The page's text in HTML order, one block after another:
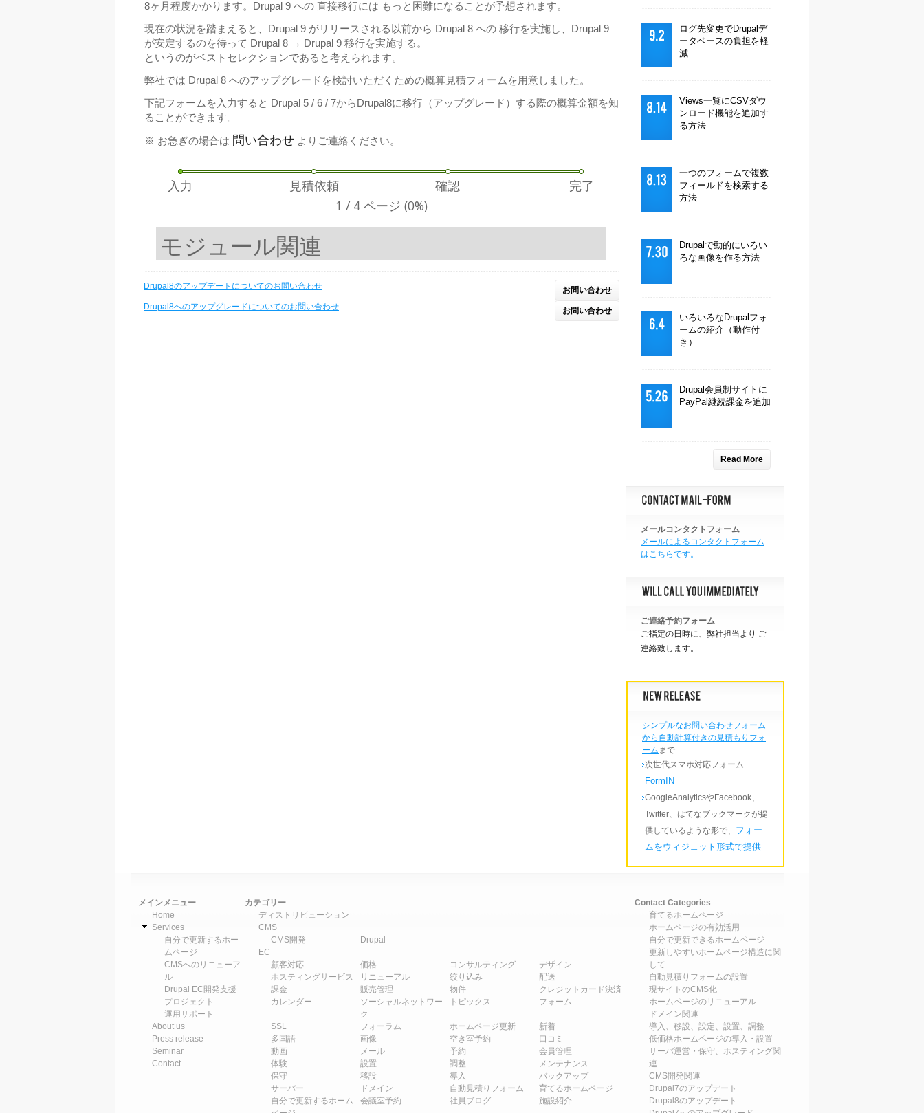
ログ先変更でDrupalデ
ータベースの負担を軽
減
Views一覧にCSVダウ
ンロード機能を追加す
る方法
一つのフォームで複数
フィールドを検索する
方法
Drupalで動的にいろい
ろな画像を作る方法
いろいろなDrupalフォ
ームの紹介（動作付
き）
Drupal会員制サイトに
PayPal継続課金を追加
Read More
メールコンタクトフォーム
メールによるコンタクトフォーム
はこちらです。
ご連絡予約フォーム
ご指定の日時に、弊社担当より ご
連絡致します。
シンプルなお問い合わせフォーム
から自動計算付きの見積もりフォ
ーム まで
次世代スマホ対応フォーム
FormIN
GoogleAnalyticsやFacebook、
Twitter、はてなブックマークが提
供しているような形で、 フォー
ムをウィジェット形式で提供
8ヶ月程度かかります。Drupal 9 への 直接移行には もっと困難になることが予想されます。
現在の状況を踏まえると、Drupal 9 がリリースされる以前から Drupal 8 への 移行を実施し、Drupal 9
が安定するのを待って Drupal 8 → Drupal 9 移行を実施する。
というのがベストセレクションであると考えられます。
弊社では Drupal 8 へのアップグレードを検討いただくための概算見積フォームを用意しました。
下記フォームを入力すると Drupal 5 / 6 / 7からDrupal8に移行（アップグレード）する際の概算金額を知
ることができます。
※ お急ぎの場合は 問い合わせ よりご連絡ください。
Drupal8のアップデートについてのお問い合わせ
お問い合わせ
Drupal8へのアップグレードについてのお問い合わせ
お問い合わせ
メインメニュー
Home
Services
自分で更新するホー
ムページ
CMSへのリニューア
ル
Drupal EC開発支援
プロジェクト
運用サポート
About us
Press release
Seminar
Contact
カテゴリー
ディストリビューション
CMS
CMS開発
Drupal
EC
顧客対応
価格 コンサルティング
デザイン
ホスティングサービス
リニューアル 絞り込み
配送
課金
販売管理 物件
クレジットカード決済
カレンダー
ソーシャルネットワー
ク
トピックス フォーム
SSL フォーラム ホームページ更新
新着
多国語
画像 空き室予約
口コミ
動画
メール 予約
会員管理
体験
設置 調整
メンテナンス
保守
移設 導入
バックアップ
サーバー
ドメイン 自動見積りフォーム
育てるホームページ
自分で更新するホーム
会議室予約 社員ブログ 施設紹介
Contact Categories
育てるホームページ
ホームページの有効活用
自分で更新できるホームページ
更新しやすいホームページ構造に関
して
自動見積りフォームの設置
現サイトのCMS化
ホームページのリニューアル
ドメイン関連
導入、移設、設定、設置、調整
低価格ホームページの導入・設置
サーバ運営・保守、ホスティング関
連
CMS開発関連
Drupal7のアップデート
Drupal8のアップデート